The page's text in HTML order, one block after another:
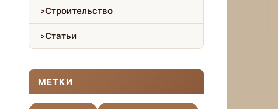
Строительство
Статьи
МЕТКИ